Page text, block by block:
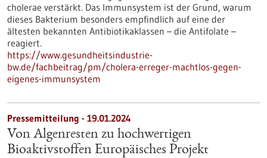
cholerae verstärkt. Das Immunsystem ist der Grund, warum
dieses Bakterium besonders empfindlich auf eine der
ältesten bekannten Antibiotikaklassen – die Antifolate –
reagiert.
https://www.gesundheitsindustrie-
bw.de/fachbeitrag/pm/cholera-erreger-machtlos-gegen-
eigenes-immunsystem
Pressemitteilung - 19.01.2024
Von Algenresten zu hochwertigen
Bioaktivstoffen Europäisches Projekt